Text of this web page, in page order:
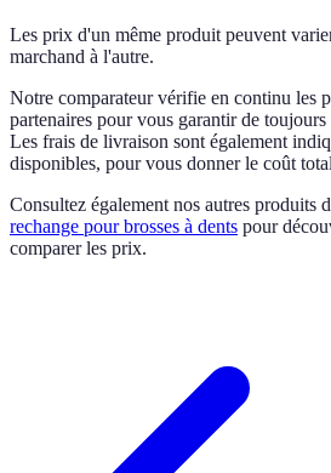
Les prix d'un même produit peuvent
marchand à l'autre.
Notre comparateur vérifie en continu les
partenaires pour vous garantir de
Les frais de livraison sont également
disponibles, pour vous donner le coût
Consultez également nos autres produits
rechange pour brosses à dents pour
comparer les prix.